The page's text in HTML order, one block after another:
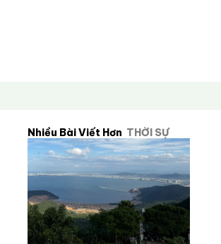
Nhiều Bài Viết Hơn THỜI SỰ